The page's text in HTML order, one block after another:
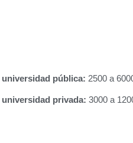
pública: 2500 a
privada: 3000 a